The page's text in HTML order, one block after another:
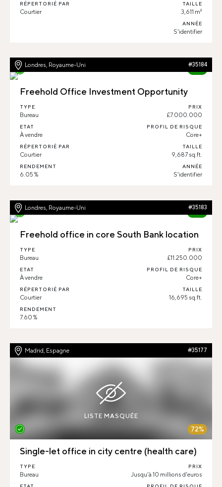
RÉPERTORIÉ PAR
Courtier
TAILLE
3,611 m²
ANNÉE
S'identifier
Londres, Royaume-Uni #35184
Freehold Office Investment Opportunity
TYPE
Bureau
ETAT
À vendre
RÉPERTORIÉ PAR
Courtier
RENDEMENT
6.05 %
PRIX
£7.000.000
PROFIL DE RISQUE
Core+
TAILLE
9,687 sq.ft.
ANNÉE
S'identifier
Londres, Royaume-Uni #35183
Freehold office in core South Bank location
TYPE
Bureau
ETAT
À vendre
RÉPERTORIÉ PAR
Courtier
RENDEMENT
7.60 %
PRIX
£11.250.000
PROFIL DE RISQUE
Core+
TAILLE
16,695 sq.ft.
Madrid, Espagne #35177
LISTE MASQUÉE
72%
Single-let office in city centre (health care)
TYPE
Bureau
PRIX
Jusqu'à 10 millions d'euros